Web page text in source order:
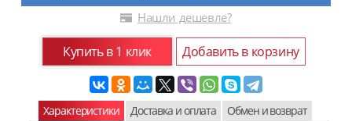
Нашли дешевле?
Купить в 1 клик Добавить в корзину
Характеристики Доставка и оплата Обмен и возврат